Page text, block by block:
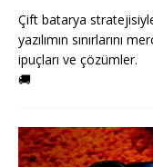
Çift batarya
yazılımın sınırlarını
ipuçları ve çözümler.
🚚